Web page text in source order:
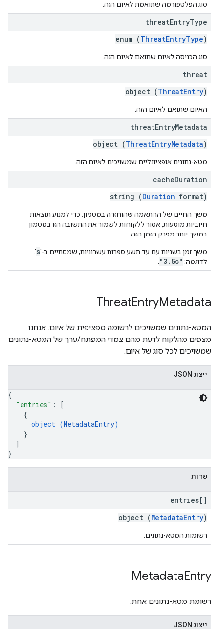
סוג הפלטפורמה שתואמת לאיום הזה.
threatEntryType
enum (ThreatEntryType)
סוג הכניסה לאיום שתואם לאיום הזה.
threat
object (ThreatEntry)
האיום שתואם לאיום הזה.
threatEntryMetadata
object (ThreatEntryMetadata)
מטא-נתונים אופציונליים שמשויכים לאיום הזה.
cacheDuration
string (Duration format)
משך החיים של ההתאמה שהוחזרה במטמון. כדי למנוע תוצאות
חיוביות מוטעות, אסור ללקוחות לשמור את התשובה הזו במטמון
במשך יותר מפרק הזמן הזה.
משך זמן בשניות עם עד תשע ספרות עשרוניות, שמסתיים ב-'s
'.
לדוגמה: "3.5s"
ThreatEntryMetadata
המטא-נתונים שמשויכים לרשומה ספציפית של איום. אנחנו
מצפים מהלקוח לדעת מהם צמדי המפתח/ערך של המטא-נתונים
שמשויכים לכל סוג של איום.
ייצוג JSON
{
"entries" :
[
{
object (MetadataEntry)
}
]
}
שדות
entries[]
object (MetadataEntry)
רשומות המטא-נתונים.
MetadataEntry
רשומת מטא-נתונים אחת.
ייצוג JSON